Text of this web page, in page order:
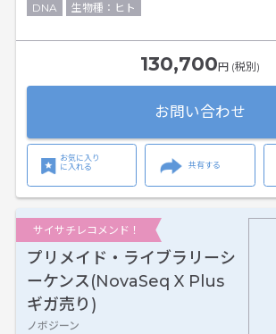
DNA
生物種：ヒト
130,700円 (税別)
お問い合わせ
お気に入り
に入れる
共有する
サイサチレコメンド！
プリメイド・ライブラリーシ
ーケンス(NovaSeq X Plus
ギガ売り)
ノボジーン